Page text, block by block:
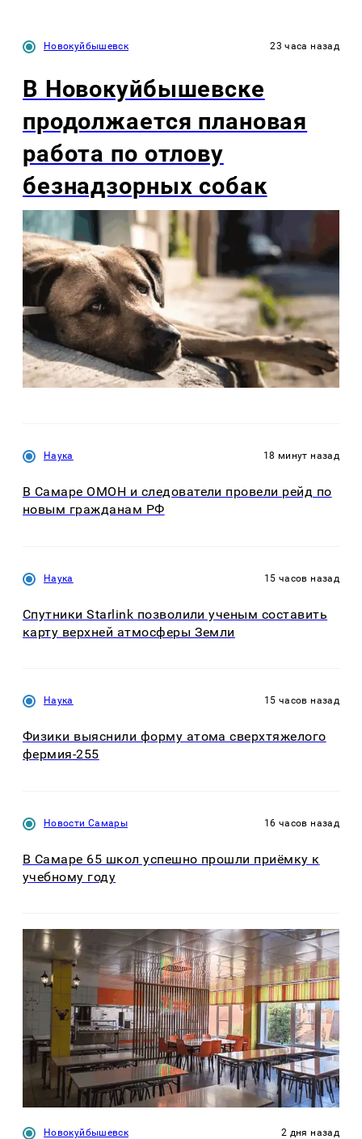
Новокуйбышевск 23 часа назад
В Новокуйбышевске
продолжается плановая
работа по отлову
безнадзорных собак
Наука 18 минут назад
В Самаре ОМОН и следователи провели рейд по
новым гражданам РФ
Наука 15 часов назад
Спутники Starlink позволили ученым составить
карту верхней атмосферы Земли
Наука 15 часов назад
Физики выяснили форму атома сверхтяжелого
фермия-255
Новости Самары 16 часов назад
В Самаре 65 школ успешно прошли приёмку к
учебному году
Новокуйбышевск 2 дня назад